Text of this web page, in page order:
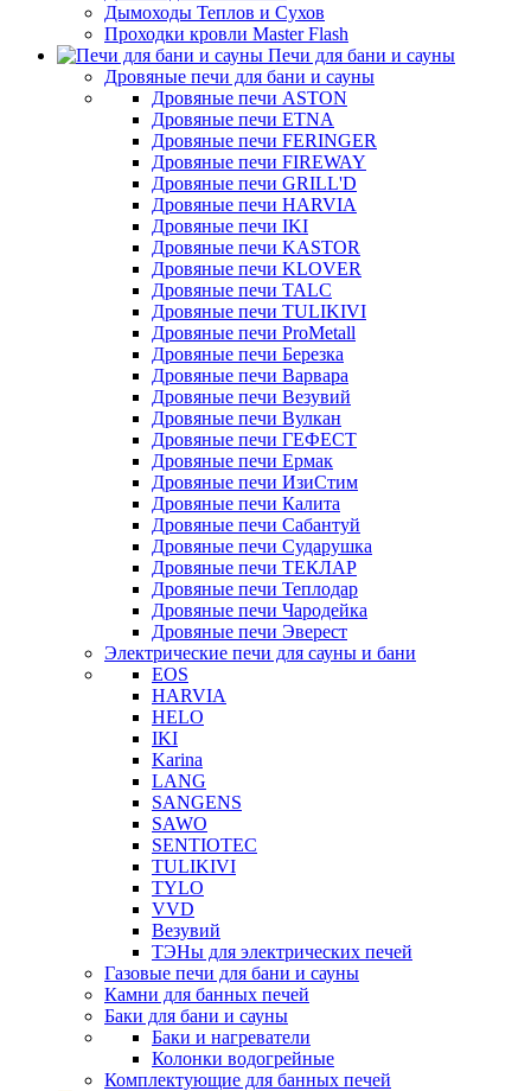
Дымоходы Теплов и Сухов
Проходки кровли Master Flash
Печи для бани и сауны
Дровяные печи для бани и сауны
Дровяные печи ASTON
Дровяные печи ETNA
Дровяные печи FERINGER
Дровяные печи FIREWAY
Дровяные печи GRILL'D
Дровяные печи HARVIA
Дровяные печи IKI
Дровяные печи KASTOR
Дровяные печи KLOVER
Дровяные печи TALC
Дровяные печи TULIKIVI
Дровяные печи ProMetall
Дровяные печи Березка
Дровяные печи Варвара
Дровяные печи Везувий
Дровяные печи Вулкан
Дровяные печи ГЕФЕСТ
Дровяные печи Ермак
Дровяные печи ИзиСтим
Дровяные печи Калита
Дровяные печи Сабантуй
Дровяные печи Сударушка
Дровяные печи ТЕКЛАР
Дровяные печи Теплодар
Дровяные печи Чародейка
Дровяные печи Эверест
Электрические печи для сауны и бани
EOS
HARVIA
HELO
IKI
Karina
LANG
SANGENS
SAWO
SENTIOTEC
TULIKIVI
TYLO
VVD
Везувий
ТЭНы для электрических печей
Газовые печи для бани и сауны
Камни для банных печей
Баки для бани и сауны
Баки и нагреватели
Колонки водогрейные
Комплектующие для банных печей